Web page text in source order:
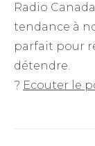
Radio
tendance à
parfait pour
détendre.
? Ecouter le